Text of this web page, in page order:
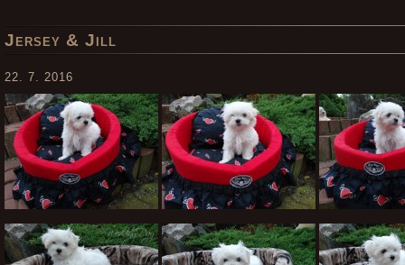
Jersey & Jill
22. 7. 2016